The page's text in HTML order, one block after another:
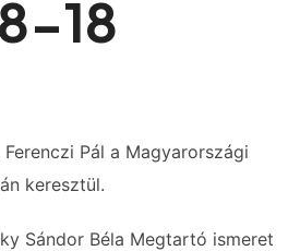
18
Pál a Magyarországi
keresztül.
Sándor Béla Megtartó ismeret